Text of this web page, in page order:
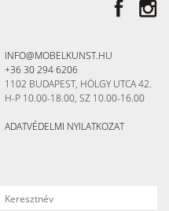
INFO@MOBELKUNST.HU
+36 30 294 6206
1102 BUDAPEST, HÖLGY UTCA 42.
H-P 10.00-18.00, SZ 10.00-16.00
ADATVÉDELMI NYILATKOZAT